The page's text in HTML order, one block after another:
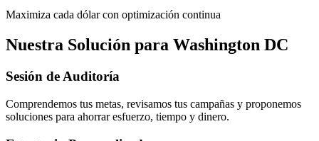
Maximiza cada dólar con optimización continua
Nuestra Solución para Washington DC
Sesión de Auditoría
Comprendemos tus metas, revisamos tus campañas y proponemos
soluciones para ahorrar esfuerzo, tiempo y dinero.